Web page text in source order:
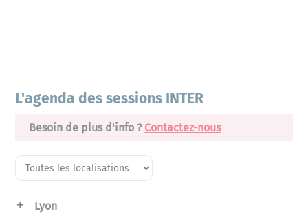
L'agenda des sessions INTER
Besoin de plus d'info ? Contactez-nous
Lyon